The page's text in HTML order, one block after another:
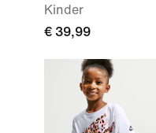
Kinder
€ 39,99